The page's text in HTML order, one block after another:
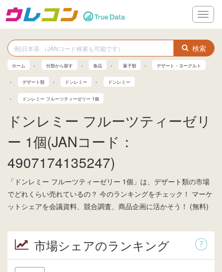
メ
ニ
ー
検索
ホーム 分類から探す 食品 菓子類 デザート・ヨーグルト
デザート類 ドンレミー ドンレミー
ドンレミー フルーツティーゼリー 1個
ドンレミー フルーツティーゼリ
ー 1個(JANコード：
4907174135247)
「ドンレミー フルーツティーゼリー 1個」は、デザート類の市場
でどれくらい売れているの？ 今のランキングをチェック！ マーケ
ットシェアを会議資料、競合調査、商品企画に活かそう！ (無料)
市場シェアのランキング